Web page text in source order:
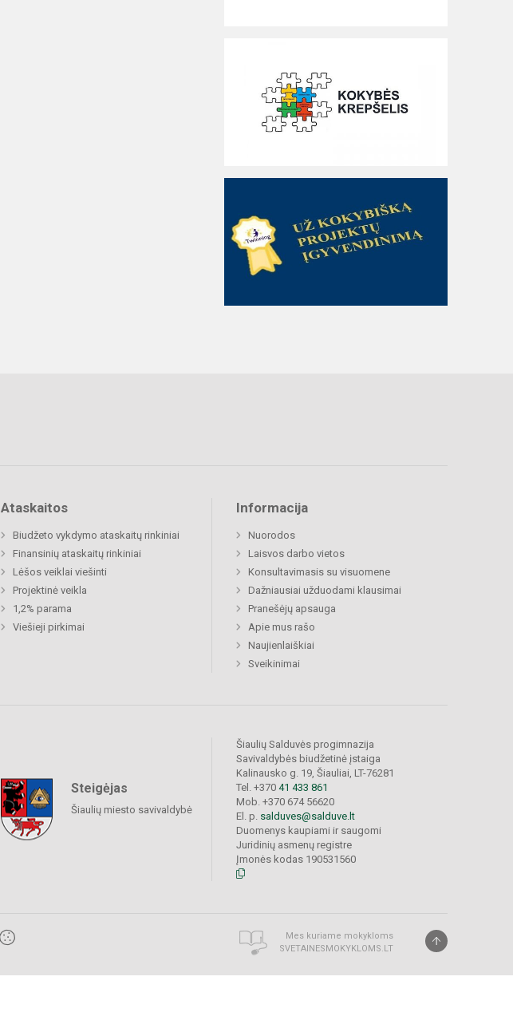
Ataskaitos
Biudžeto vykdymo ataskaitų rinkiniai
Finansinių ataskaitų rinkiniai
Lėšos veiklai viešinti
Projektinė veikla
1,2% parama
Viešieji pirkimai
Informacija
Nuorodos
Laisvos darbo vietos
Konsultavimasis su visuomene
Dažniausiai užduodami klausimai
Pranešėjų apsauga
Apie mus rašo
Naujienlaiškiai
Sveikinimai
Steigėjas
Šiaulių miesto savivaldybė
Šiaulių Salduvės progimnazija
Savivaldybės biudžetinė įstaiga
Kalinausko g. 19, Šiauliai, LT-76281
Tel. +370 41 433 861
Mob. +370 674 56620
El. p. salduves@salduve.lt
Duomenys kaupiami ir saugomi
Juridinių asmenų registre
Įmonės kodas 190531560
Mes kuriame mokykloms
SVETAINESMOKYKLOMS.LT